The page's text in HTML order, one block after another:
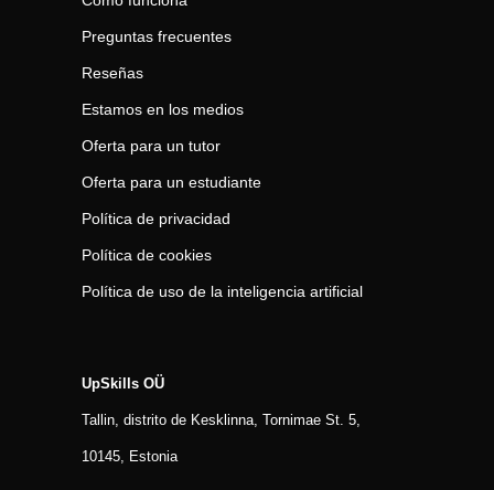
Preguntas frecuentes
Reseñas
Estamos en los medios
Oferta para un tutor
Oferta para un estudiante
Política de privacidad
Política de cookies
Política de uso de la inteligencia artificial
UpSkills OÜ
Tallin, distrito de Kesklinna, Tornimаe St. 5,
10145, Estonia